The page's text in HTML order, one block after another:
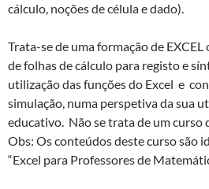
cálculo, noções de célula e dado).
Trata-se de uma formação de
de folhas de cálculo para registo e
utilização das funções do Excel e
simulação, numa perspetiva da sua
educativo. Não se trata de um curso
Obs: Os conteúdos deste curso são
“Excel para Professores de